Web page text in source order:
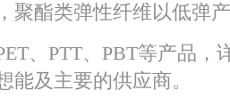
聚酯类弹性纤维以低弹
、PTT、PBT等产品，
能及主要的供应商。